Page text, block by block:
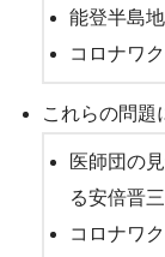
能登半島
コロナワ
これらの問題
医師団の
る安倍晋
コロナワ